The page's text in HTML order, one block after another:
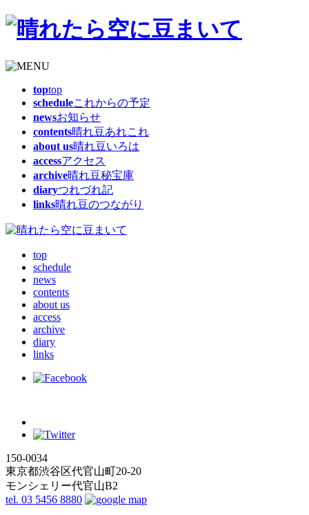
toptop
scheduleこれからの予定
newsお知らせ
contents晴れ豆あれこれ
about us晴れ豆いろは
accessアクセス
archive晴れ豆秘宝庫
diaryつれづれ記
links晴れ豆のつながり
top
schedule
news
contents
about us
access
archive
diary
links
150-0034
東京都渋谷区代官山町20-20
モンシェリー代官山B2
tel. 03 5456 8880